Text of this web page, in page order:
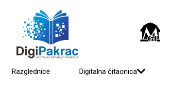
Razglednice Digitalna čitaonica